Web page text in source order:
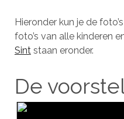
Hieronder kun je de
foto’s van alle kinderen
Sintstaan eronder.
De